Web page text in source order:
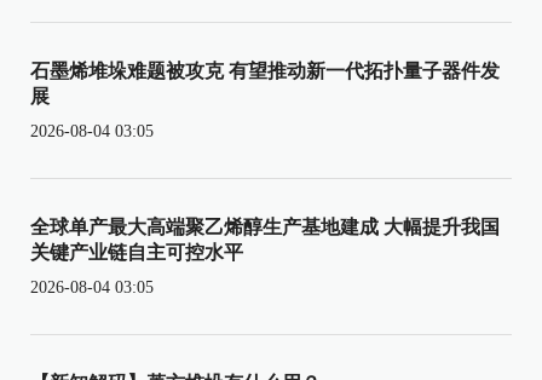
石墨烯堆垛难题被攻克 有望推动新一代拓扑量子器件发
展
2026-08-04 03:05
全球单产最大高端聚乙烯醇生产基地建成 大幅提升我国
关键产业链自主可控水平
2026-08-04 03:05